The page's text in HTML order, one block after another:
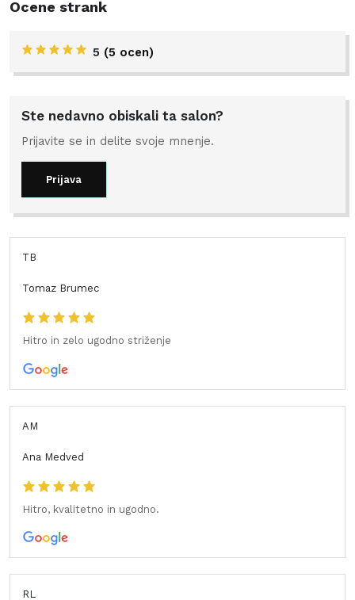
Ocene strank
5 (5 ocen)
Ste nedavno obiskali ta salon?
Prijavite se in delite svoje mnenje.
Prijava
TB
Tomaz Brumec
Hitro in zelo ugodno striženje
AM
Ana Medved
Hitro, kvalitetno in ugodno.
RL